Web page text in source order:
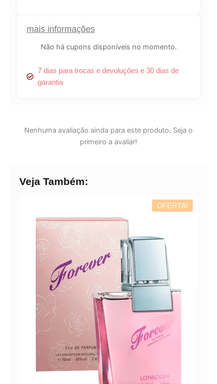
mais informações
Não há cupons disponíveis no momento.
7 dias para trocas e devoluções e 30 dias de
garantia
Nenhuma avaliação ainda para este produto. Seja o
primeiro a avaliar!
Veja Também:
OFERTA!